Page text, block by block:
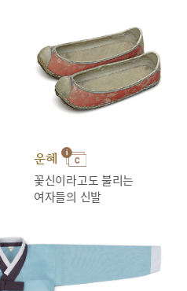
운혜
꽃신이라고도 불리는
여자들의 신발